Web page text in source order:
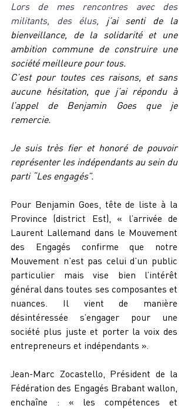
Lors de mes rencontres avec des
militants, des élus, j’ai senti de la
bienveillance, de la solidarité et une
ambition commune de construire une
société meilleure pour tous.
C’est pour toutes ces raisons, et sans
aucune hésitation, que j’ai répondu à
l’appel de Benjamin Goes que je
remercie.
Je suis très fier et honoré de pouvoir
représenter les indépendants au sein du
parti “Les engagés”.
Pour Benjamin Goes, tête de liste à la
Province (district Est), « l’arrivée de
Laurent Lallemand dans le Mouvement
des Engagés confirme que notre
Mouvement n’est pas celui d’un public
particulier mais vise bien l’intérêt
général dans toutes ses composantes et
nuances. Il vient de manière
désintéressée s’engager pour une
société plus juste et porter la voix des
entrepreneurs et indépendants ».
Jean-Marc Zocastello, Président de la
Fédération des Engagés Brabant wallon,
enchaîne : « les compétences et